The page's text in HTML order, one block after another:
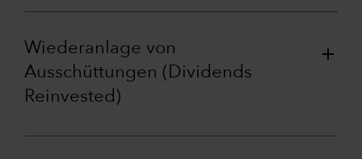
Wiederanlage von
Ausschüttungen (Dividends
Reinvested)